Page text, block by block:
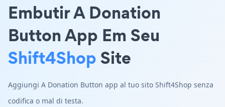
Embutir A Donation
Button App Em Seu
Shift4ShopSite
Aggiungi A Donation Button app al tuo sito Shift4Shop senza
codifica o mal di testa.